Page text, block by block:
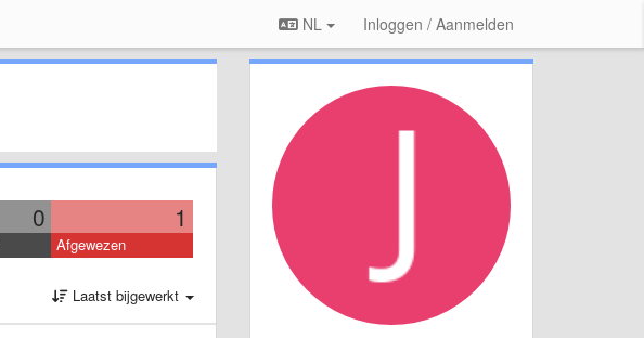
NL Inloggen / Aanmelden
0 1
Afgewezen
Laatst bijgewerkt